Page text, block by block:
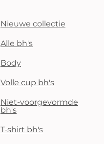
Nieuwe collectie
Alle bh's
Body
Volle cup bh's
Niet-voorgevormde
bh's
T-shirt bh's